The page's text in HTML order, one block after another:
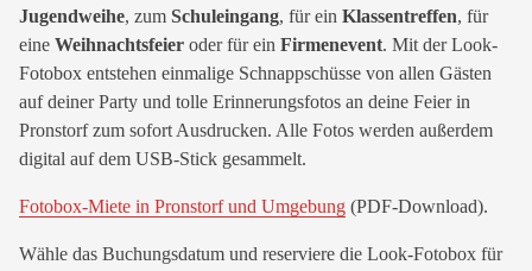
Jugendweihe, zum Schuleingang, für ein Klassentreffen, für
eine Weihnachtsfeier oder für ein Firmenevent. Mit der Look-
Fotobox entstehen einmalige Schnappschüsse von allen Gästen
auf deiner Party und tolle Erinnerungsfotos an deine Feier in
Pronstorf zum sofort Ausdrucken. Alle Fotos werden außerdem
digital auf dem USB-Stick gesammelt.
Fotobox-Miete in Pronstorf und Umgebung (PDF-Download).
Wähle das Buchungsdatum und reserviere die Look-Fotobox für